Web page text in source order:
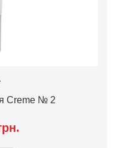
Creme № 2